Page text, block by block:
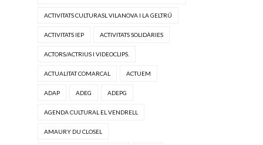
ACTIVITATS CULTURASL VILANOVA I LA GELTRÚ
ACTIVITATS IEP ACTIVITATS SOLIDÀRIES
ACTORS/ACTRIUS I VIDEOCLIPS.
ACTUALITAT COMARCAL ACTUEM
ADAP ADEG ADEPG
AGENDA CULTURAL EL VENDRELL
AMAURY DU CLOSEL